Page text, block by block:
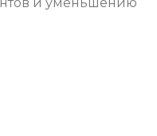
и уменьшению